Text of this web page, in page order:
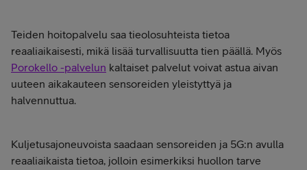
Teiden hoitopalvelu saa tieolosuhteista tietoa
reaaliaikaisesti, mikä lisää turvallisuutta tien päällä. Myös
Porokello -palvelun kaltaiset palvelut voivat astua aivan
uuteen aikakauteen sensoreiden yleistyttyä ja
halvennuttua.
Kuljetusajoneuvoista saadaan sensoreiden ja 5G:n avulla
reaaliaikaista tietoa, jolloin esimerkiksi huollon tarve